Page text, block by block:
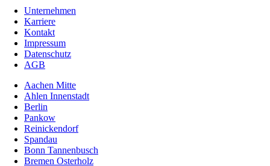
Unternehmen
Karriere
Kontakt
Impressum
Datenschutz
AGB
Aachen Mitte
Ahlen Innenstadt
Berlin
Pankow
Reinickendorf
Spandau
Bonn Tannenbusch
Bremen Osterholz